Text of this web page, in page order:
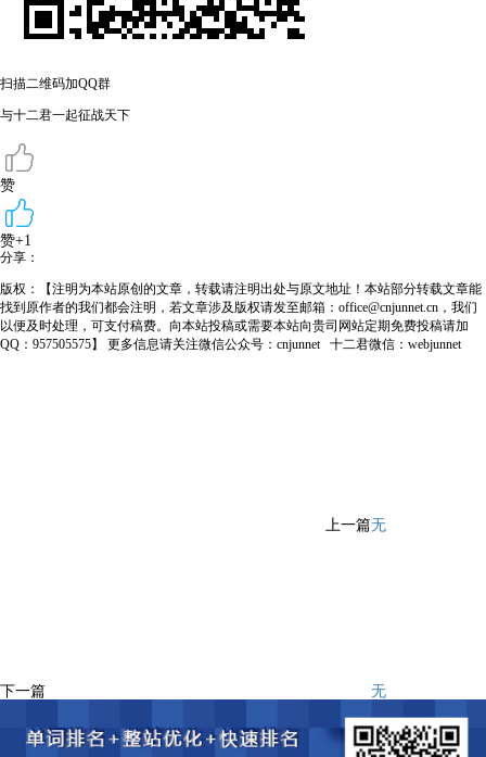
扫描二维码加QQ群
与十二君一起征战天下
赞
赞+1
分享：
版权：【注明为本站原创的文章，转载请注明出处与原文地址！本站部分转载文章能
找到原作者的我们都会注明，若文章涉及版权请发至邮箱：office@cnjunnet.cn，我们
以便及时处理，可支付稿费。向本站投稿或需要本站向贵司网站定期免费投稿请加
QQ：957505575】 更多信息请关注微信公众号：cnjunnet 十二君微信：webjunnet
上一篇无
下一篇 无